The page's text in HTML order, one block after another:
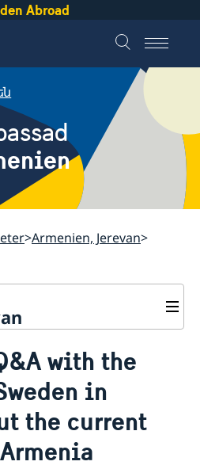
Abroad
Armenien, Jerevan
företag
with the
in
the current